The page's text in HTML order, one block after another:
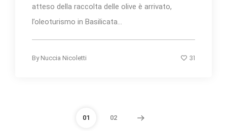
atteso della raccolta delle olive è arrivato,
l’oleoturismo in Basilicata...
By Nuccia Nicoletti 31
01 02